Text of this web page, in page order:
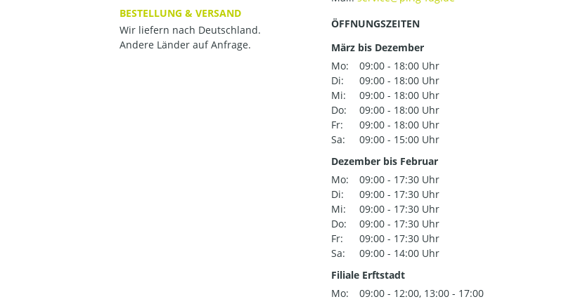
BESTELLUNG & VERSAND
Wir liefern nach Deutschland.
Andere Länder auf Anfrage.
ÖFFNUNGSZEITEN
März bis Dezember
Mo:
09:00 - 18:00 Uhr
Di:
09:00 - 18:00 Uhr
Mi:
09:00 - 18:00 Uhr
Do:
09:00 - 18:00 Uhr
Fr:
09:00 - 18:00 Uhr
Sa:
09:00 - 15:00 Uhr
Dezember bis Februar
Mo:
09:00 - 17:30 Uhr
Di:
09:00 - 17:30 Uhr
Mi:
09:00 - 17:30 Uhr
Do:
09:00 - 17:30 Uhr
Fr:
09:00 - 17:30 Uhr
Sa:
09:00 - 14:00 Uhr
Filiale Erftstadt
Mo:
09:00 - 12:00, 13:00 - 17:00